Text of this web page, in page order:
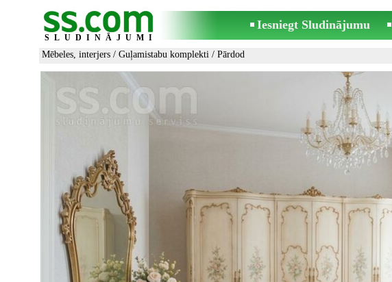
SLUDINĀJUMI
Iesniegt Sludinājumu
Mēbeles, interjers / Guļamistabu komplekti / Pārdod